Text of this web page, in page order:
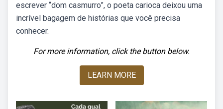
escrever “dom casmurro”, o poeta carioca deixou uma
incrível bagagem de histórias que você precisa
conhecer.
For more information, click the button below.
LEARN MORE